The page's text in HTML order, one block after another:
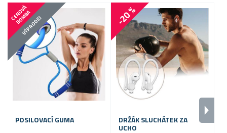
C
E
N
O
V
Á
B
O
M
B
A
VÝPRODEJ
POSILOVACÍ GUMA
-20 %
DRŽÁK SLUCHÁTEK ZA
UCHO